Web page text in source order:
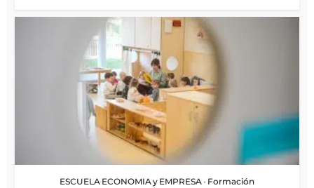
ESCUELA ECONOMIA y EMPRESA • Formación